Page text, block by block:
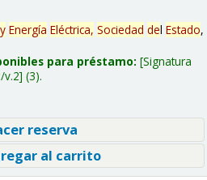
y Energía Eléctrica, Sociedad del Estado,
para préstamo: Signatura
v.2 (3).
reserva
al carrito